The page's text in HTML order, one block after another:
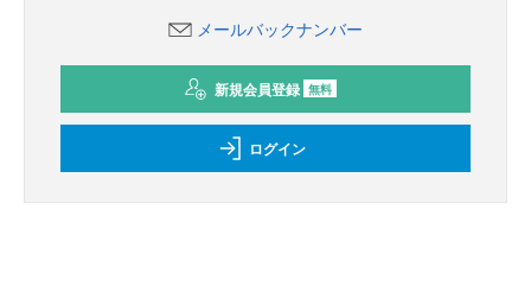
メールバックナンバー
新規会員登録 無料
ログイン